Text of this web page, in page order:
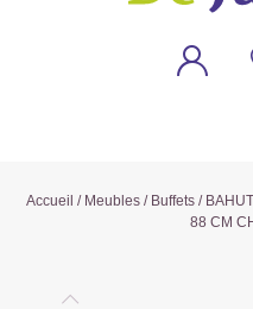
Accueil / Meubles/ Buffets/
88 CM